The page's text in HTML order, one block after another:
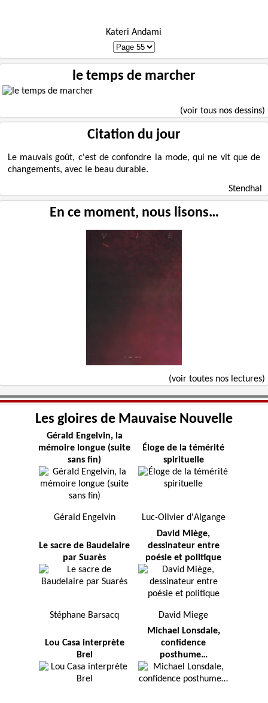
Kateri Andami
le temps de marcher
(voir tous nos dessins)
Citation du jour
Le mauvais goût, c'est de confondre la mode, qui ne vit que de
changements, avec le beau durable.
Stendhal
En ce moment, nous lisons…
(voir toutes nos lectures)
Les gloires de Mauvaise Nouvelle
Gérald Engelvin, la
mémoire longue (suite
sans fin)
Gérald Engelvin
Éloge de la témérité
spirituelle
Luc-Olivier d'Algange
Le sacre de Baudelaire
par Suarès
Stéphane Barsacq
David Miège,
dessinateur entre
poésie et politique
David Miege
Lou Casa interprète
Brel
Michael Lonsdale,
confidence
posthume…